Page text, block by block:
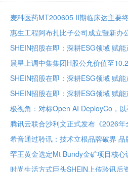
惠生工程阿布扎比子公司成立暨新办
SHEIN招股在即：深耕ESG领域 赋
晨星上调中集集团H股公允价值至
SHEIN招股在即：深耕ESG领域 赋
SHEIN招股在即：深耕ESG领域 赋
希音通过聆讯：技术立根品牌破界